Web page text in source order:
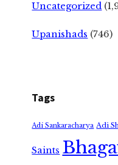
Uncategorized
Upanishads (746)
Tags
Adi Sankaracharya Adi
Saints